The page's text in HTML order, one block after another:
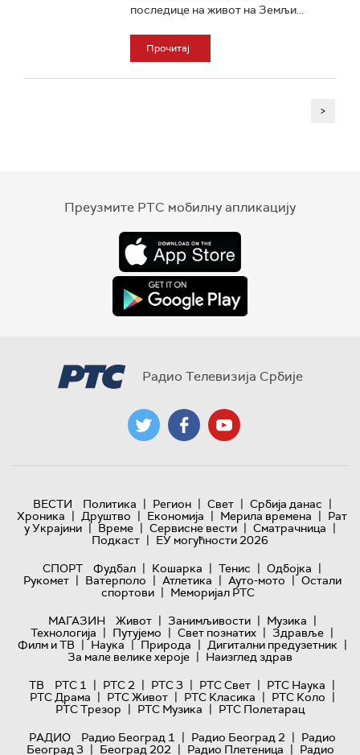
последице на живот на Земљи...
Прочитај
>
Преузмите РТС мобилну апликацију
Радио Телевизија Србије
ВЕСТИ Политика | Регион | Свет | Србија данас |
Хроника | Друштво | Економија | Мерила времена | Рат
у Украјини | Време | Сервисне вести | Сматрачница |
Подкаст | ЕУ могућности 2026
СПОРТ
Фудбал | Кошарка | Тенис | Одбојка |
Рукомет | Ватерполо | Атлетика | Ауто-мото | Остали
спортови | Меморијал РТС
МАГАЗИН
Живот | Занимљивости | Музика |
Технологијa | Путујемо | Свет познатих | Здравље |
Филм и ТВ | Наука | Природа | Дигитални предузетник |
За мале велике хероје | Наизглед здрав
ТВ
РТС 1 | РТС 2 | РТС 3 | РТС Свет | РТС Наука |
РТС Драма | РТС Живот | РТС Класика | РТС Коло |
РТС Трезор | РТС Музика | РТС Полетарац
РАДИО
Радио Београд 1 | Радио Београд 2 | Радио
Београд 3 | Београд 202 | Радио Плетеница | Радио